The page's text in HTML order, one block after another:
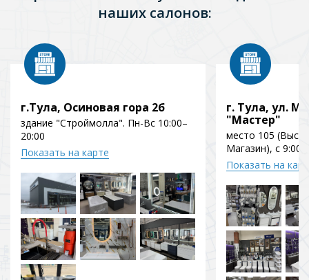
наших салонов:
г.Тула, Осиновая гора 2б
здание "Строймолла". Пн-Вс 10:00–
20:00
Показать на карте
г. Тула, ул.
"Мастер"
место 105
Магазин), с 9:00
Показать на